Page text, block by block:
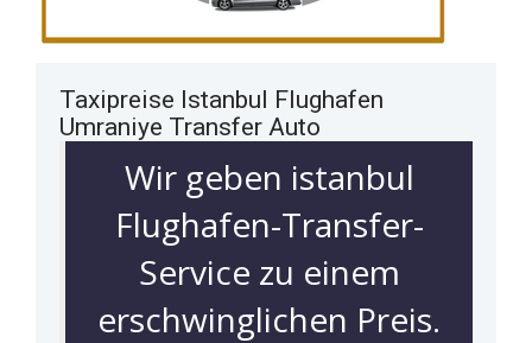
Taxipreise Istanbul Flughafen
Umraniye Transfer Auto
Wir geben istanbul
Flughafen-Transfer-
Service zu einem
erschwinglichen Preis.